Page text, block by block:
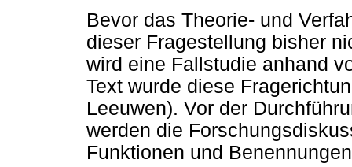
Bevor das Theorie- und
dieser Fragestellung bisher
wird eine Fallstudie anhand
Text wurde diese
Leeuwen). Vor der
werden die
Funktionen und